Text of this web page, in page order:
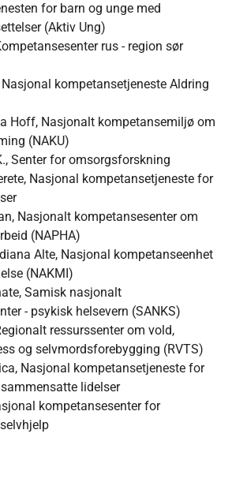
for barn og unge med
(Aktiv Ung)
rus - region sør
kompetansetjeneste Aldring
Hoff, Nasjonalt kompetansemiljø om
(NAKU)
Senter for omsorgsforskning
Nasjonal kompetansetjeneste for
Nasjonalt kompetansesenter om
(NAPHA)
Alte, Nasjonal kompetanseenhet
(NAKMI)
Samisk nasjonalt
- psykisk helsevern (SANKS)
ressurssenter om vold,
og selvmordsforebygging (RVTS)
Nasjonal kompetansetjeneste for
lidelser
kompetansesenter for